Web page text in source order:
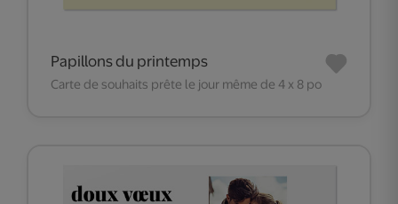
Papillons du printemps
Carte de souhaits prête le jour même de 4 x 8 po